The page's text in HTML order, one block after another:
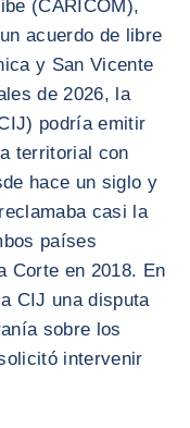
(CARICOM),
acuerdo de libre
y San Vicente
de 2026, la
podría emitir
territorial con
hace un siglo y
casi la
países
Corte en 2018. En
CIJ una disputa
sobre los
intervenir